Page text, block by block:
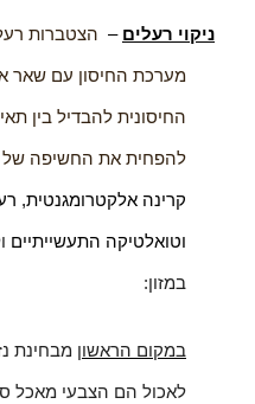
ניקוי רעלים – הצטברות
מערכת החיסון עם שאר
החיסונית להבדיל בין
להפחית את החשיפה של
קרינה אלקטרומגנטית,
וטואלטיקה התעשייתיים
במזון:
במקום הראשון מבחינת
לאכול הם הצבעי מאכל